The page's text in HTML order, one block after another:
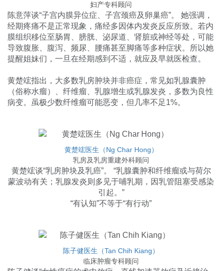
妇产专科顾问
陈意萍谈“子宫内膜异位症、子宫颈癌及卵巢癌”。 她强调，
经期疼痛不是正常现象，痛经多因体内发炎反应所致。若内
膜组织移位至肠胃、膀胱、泌尿道、肾脏或神经等处，可能
导致腹胀、腹泻、频尿、腰痛甚至脚痛等多种症状。所以她
提醒姐妹们，一旦在经期感到不适，就应及早就医检查。
黄楚竤指出，大多数乳房肿块并非癌症，常见如乳腺囊肿
（俗称水瘤）、纤维瘤、乳腺增生或乳腺发炎，多数为良性
病变。虽极少数纤维瘤可能恶变，但几率不足1%。
黄楚竤医生（Ng Char Hong）
乳房及乳房重建外科顾问
黄楚竤谈“乳房肿块及乳癌”。 “乳腺囊肿和纤维瘤或与荷尔
蒙波动有关；乳腺发炎则多见于哺乳期，因乳管阻塞受感染
引起。”
“有认知”不等于“有行动”
陈子健医生（Tan Chih Kiang）
临床肿瘤专科顾问